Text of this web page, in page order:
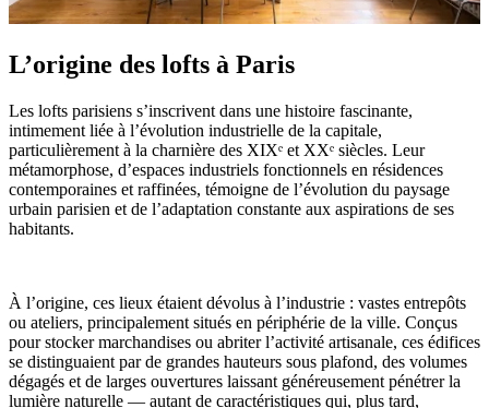
L’origine des lofts à Paris
Les lofts parisiens s’inscrivent dans une histoire fascinante,
intimement liée à l’évolution industrielle de la capitale,
particulièrement à la charnière des XIXᵉ et XXᵉ siècles. Leur
métamorphose, d’espaces industriels fonctionnels en résidences
contemporaines et raffinées, témoigne de l’évolution du paysage
urbain parisien et de l’adaptation constante aux aspirations de ses
habitants.
À l’origine, ces lieux étaient dévolus à l’industrie : vastes entrepôts
ou ateliers, principalement situés en périphérie de la ville. Conçus
pour stocker marchandises ou abriter l’activité artisanale, ces édifices
se distinguaient par de grandes hauteurs sous plafond, des volumes
dégagés et de larges ouvertures laissant généreusement pénétrer la
lumière naturelle — autant de caractéristiques qui, plus tard,